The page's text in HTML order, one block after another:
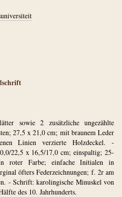
sowie 2 zusätzliche ungezählte
27,5 x 21,0 cm; mit braunem Leder
Linien verzierte Holzdeckel. -
22,5 x 16,5/17,0 cm; einspaltig; 25-
roter Farbe; einfache Initialen in
öfters Federzeichnungen; f. 2r am
- Schrift: karolingische Minuskel von
des 10. Jahrhunderts.